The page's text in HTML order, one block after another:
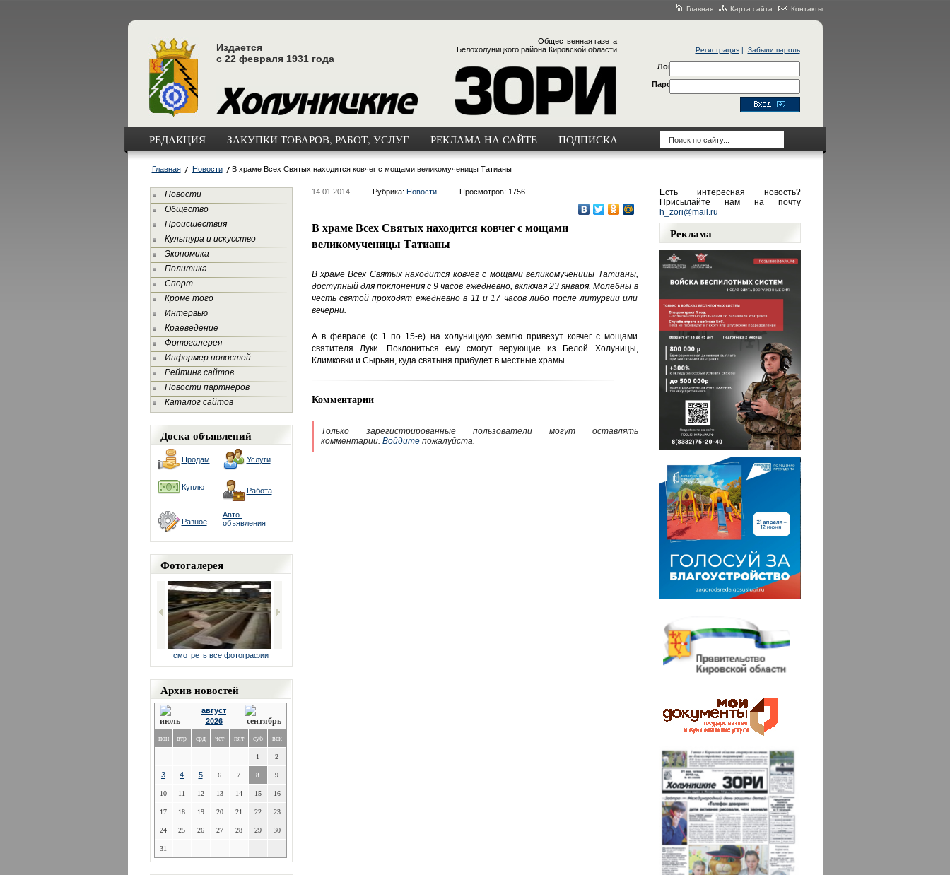
Главная Карта сайта Контакты
Издается
с 22 февраля 1931 года
Общественная газета
Белохолуницкого района Кировской области
Регистрация| Забыли пароль
Логин
Пароль
РЕДАКЦИЯ ЗАКУПКИ ТОВАРОВ, РАБОТ, УСЛУГ РЕКЛАМА НА САЙТЕ ПОДПИСКА
Главная Новости В храме Всех Святых находится ковчег с мощами великомученицы Татианы
Новости
Общество
Происшествия
Культура и искусство
Экономика
Политика
Спорт
Кроме того
Интервью
Краеведение
Фотогалерея
Информер новостей
Рейтинг сайтов
Новости партнеров
Каталог сайтов
Доска объявлений
Продам Услуги
Куплю Работа
Разное
Авто-
объявления
Фотогалерея
смотреть все фотографии
Архив новостей
август
2026
пон втр срд чет пят суб вск
1 2
3 4 5 6 7 8 9
10 11 12 13 14 15 16
17 18 19 20 21 22 23
24 25 26 27 28 29 30
31
14.01.2014 Рубрика: Новости Просмотров: 1756
В храме Всех Святых находится ковчег с мощами
великомученицы Татианы
В храме Всех Святых находится ковчег с мощами великомученицы Татианы,
доступный для поклонения с 9 часов ежедневно, включая 23 января. Молебны в
честь святой проходят ежедневно в 11 и 17 часов либо после литургии или
вечерни.
А в феврале (с 1 по 15-е) на холуницкую землю привезут ковчег с мощами
святителя Луки. Поклониться ему смогут верующие из Белой Холуницы,
Климковки и Сырьян, куда святыня прибудет в местные храмы.
Комментарии
Только зарегистрированные пользователи могут оставлять
комментарии. Войдитепожалуйста.
Есть интересная новость?
Присылайте нам на почту
h_zori@mail.ru
Реклама